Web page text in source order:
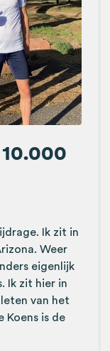
Ik zit in
Weer
eigenlijk
Ik zit hier in
van het
Koens is de